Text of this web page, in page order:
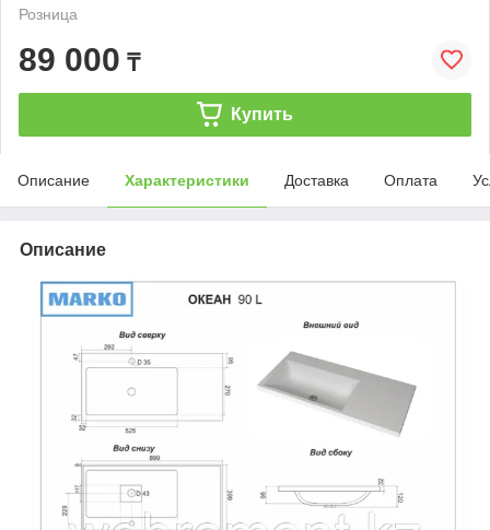
Розница
89 000 ₸
Купить
Описание Характеристики Доставка Оплата
Описание